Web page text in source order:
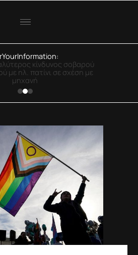
η μεγαλύτερη πτώση
εισοδήματος